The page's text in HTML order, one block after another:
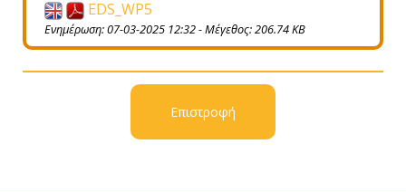
EDS_WP5
Ενημέρωση: 07-03-2025 12:32 - Μέγεθος: 206.74 KB
Επιστροφή